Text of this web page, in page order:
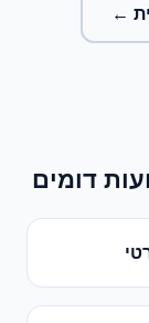
←
דומים